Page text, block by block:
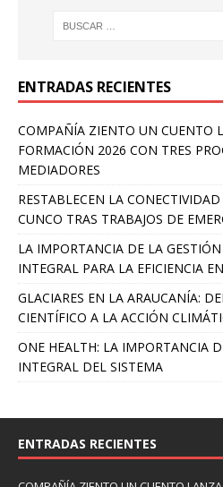
ENTRADAS RECIENTES
COMPAÑÍA ZIENTO UN CUENTO
FORMACIÓN 2026 CON TRES
MEDIADORES
RESTABLECEN LA
CUNCO TRAS TRABAJOS DE
LA IMPORTANCIA DE LA
INTEGRAL PARA LA EFICIENCIA
GLACIARES EN LA ARAUCANÍA:
CIENTÍFICO A LA ACCIÓN
ONE HEALTH: LA IMPORTANCIA
INTEGRAL DEL SISTEMA
ENTRADAS RECIENTES